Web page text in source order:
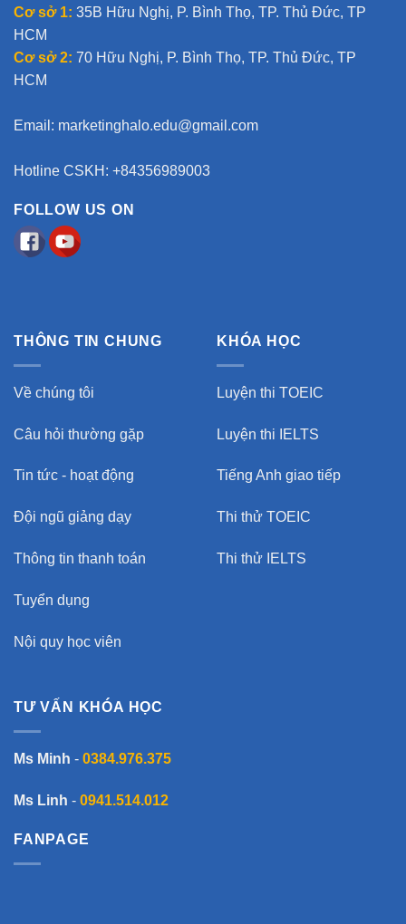
:
Cơ sở 1: 35B Hữu Nghị, P. Bình Thọ, TP. Thủ Đức, TP
HCM
Cơ sở 2: 70 Hữu Nghị, P. Bình Thọ, TP. Thủ Đức, TP
HCM
Email: marketinghalo.edu@gmail.com
Hotline CSKH: +84356989003
FOLLOW US ON
THÔNG TIN CHUNG
Về chúng tôi
Câu hỏi thường gặp
Tin tức - hoạt động
Đội ngũ giảng dạy
Thông tin thanh toán
Tuyển dụng
Nội quy học viên
KHÓA HỌC
Luyện thi TOEIC
Luyện thi IELTS
Tiếng Anh giao tiếp
Thi thử TOEIC
Thi thử IELTS
TƯ VẤN KHÓA HỌC
Ms Minh - 0384.976.375
Ms Linh - 0941.514.012
FANPAGE